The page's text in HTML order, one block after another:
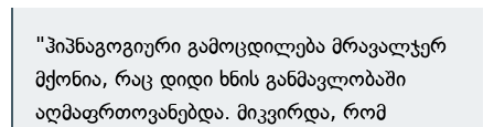
"ჰიპნაგოგიური გამოცდილება მრავალჯერ
მქონია, რაც დიდი ხნის განმავლობაში
აღმაფრთოვანებდა. მიკვირდა, რომ